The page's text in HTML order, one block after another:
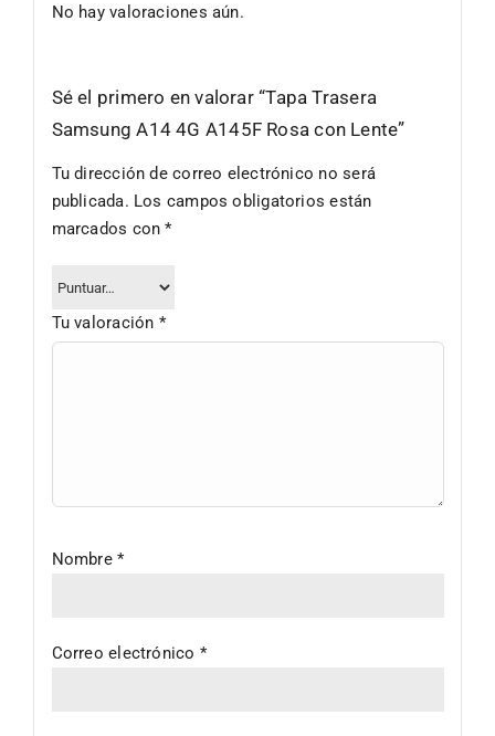
No hay valoraciones aún.
Sé el primero en valorar “Tapa Trasera
Samsung A14 4G A145F Rosa con Lente”
Tu dirección de correo electrónico no será
publicada. Los campos obligatorios están
marcados con*
Tu valoración *
Nombre*
Correo electrónico *